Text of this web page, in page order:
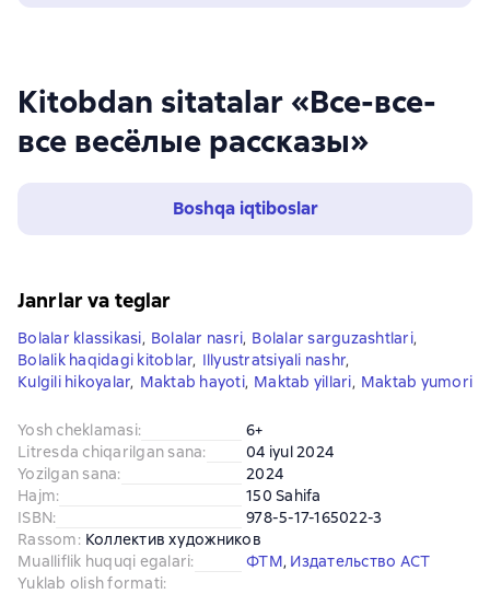
Kitobdan sitatalar «Все-все-
все весёлые рассказы»
Boshqa iqtiboslar
Janrlar va teglar
Bolalar klassikasi, Bolalar nasri, Bolalar sarguzashtlari,
Bolalik haqidagi kitoblar, Illyustratsiyali nashr,
Kulgili hikoyalar, Maktab hayoti, Maktab yillari, Maktab yumori
Yosh cheklamasi:
6+
Litresda chiqarilgan sana:
04 iyul 2024
Yozilgan sana:
2024
Hajm:
150 Sahifa
ISBN:
978-5-17-165022-3
Rassom: Коллектив художников
Mualliflik huquqi egalari: ФТМ, Издательство АСТ
Yuklab olish formati: